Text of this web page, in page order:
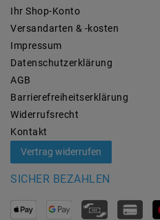
Ihr Shop-Konto
Versandarten & -kosten
Impressum
Daten­schutz­erklärung
AGB
Barrierefreiheitserklärung
Widerrufs­recht
Kontakt
Vertrag widerrufen
SICHER BEZAHLEN